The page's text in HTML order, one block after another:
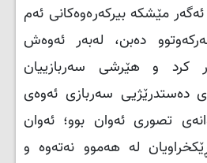
ئەگەر مێشکە بیرکەرەوەکانی ئەم
دەبن، لەبەر ئەوەش
کرد و هێرشی سەربازییان
دەستدرێژیی سەربازی ئەوەی
تصوری ئەوان بوو؛ ئەوان
لە هەموو نەتەوە و